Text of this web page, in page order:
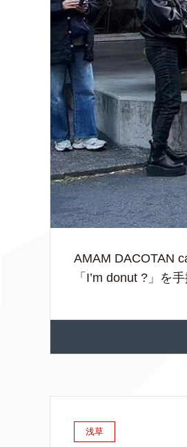
AMAM DACOTAN
「I’m donut ?」を
浅草